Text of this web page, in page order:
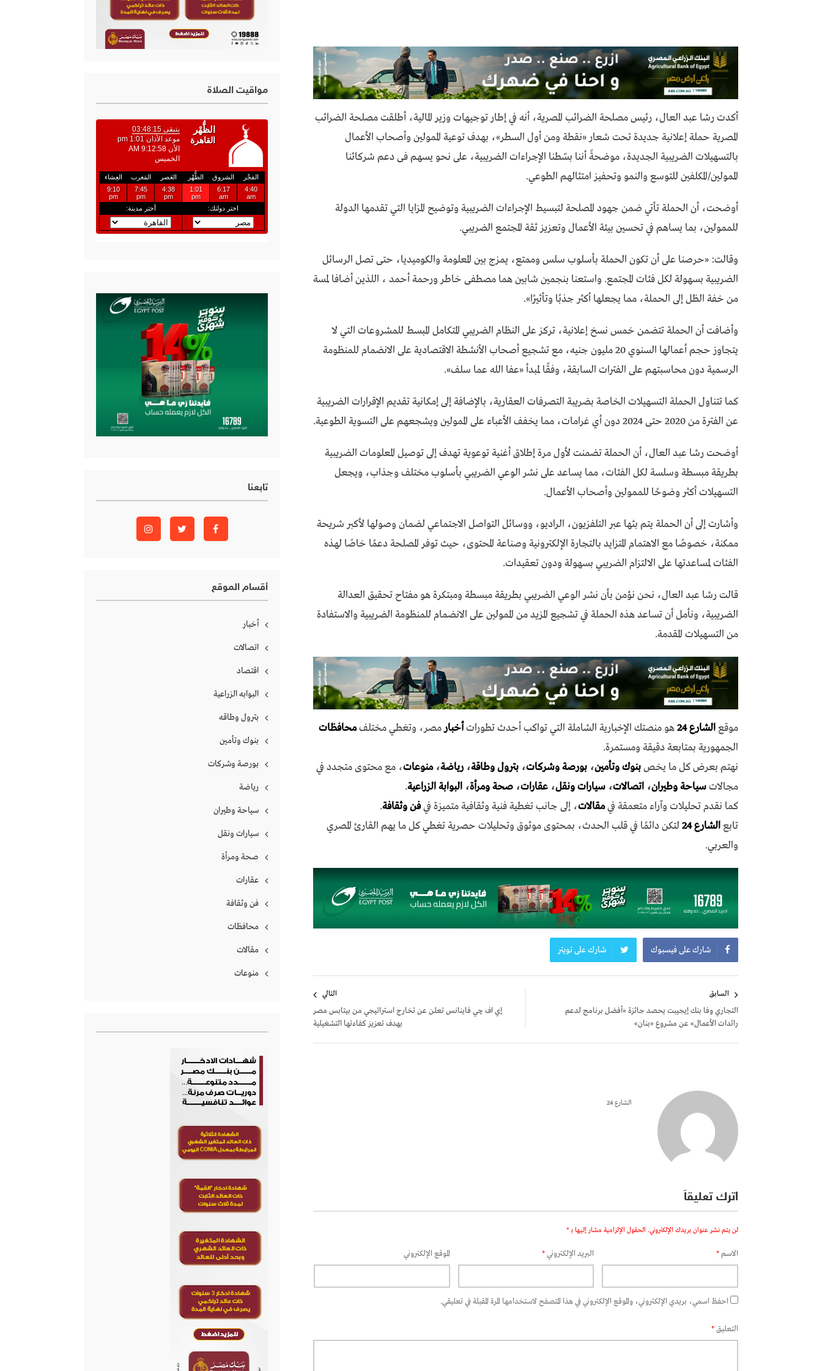
أكدت رشا عبد العال، رئيس مصلحة الضرائب المصرية، أنه في إطار توجيهات وزير المالية، أطلقت مصلحة الضرائب
المصرية حملة إعلانية جديدة تحت شعار «نقطة ومن أول السطر»، بهدف توعية الممولين وأصحاب الأعمال
بالتسهيلات الضريبية الجديدة، موضحةً أننا بسّطنا الإجراءات الضريبية، على نحو يسهم فى دعم شركائنا
الممولين/المكلفين للتوسع والنمو وتحفيز امتثالهم الطوعي.
أوضحت، أن الحملة تأتي ضمن جهود المصلحة لتبسيط الإجراءات الضريبية وتوضيح المزايا التي تقدمها الدولة
للممولين، بما يساهم في تحسين بيئة الأعمال وتعزيز ثقة المجتمع الضريبي.
وقالت: «حرصنا على أن تكون الحملة بأسلوب سلس وممتع، يمزج بين المعلومة والكوميديا، حتى تصل الرسائل
الضريبية بسهولة لكل فئات المجتمع. واستعنا بنجمين شابين هما مصطفى خاطر ورحمة أحمد ، اللذين أضافا لمسة
من خفة الظل إلى الحملة، مما يجعلها أكثر جذبًا وتأثيرًا».
وأضافت أن الحملة تتضمن خمس نسخ إعلانية، تركز على النظام الضريبي المتكامل المبسط للمشروعات التي لا
يتجاوز حجم أعمالها السنوي 20 مليون جنيه، مع تشجيع أصحاب الأنشطة الاقتصادية على الانضمام للمنظومة
الرسمية دون محاسبتهم على الفترات السابقة، وفقًا لمبدأ «عفا الله عما سلف».
كما تتناول الحملة التسهيلات الخاصة بضريبة التصرفات العقارية، بالإضافة إلى إمكانية تقديم الإقرارات الضريبية
عن الفترة من 2020 حتى 2024 دون أي غرامات، مما يخفف الأعباء على الممولين ويشجعهم على التسوية الطوعية.
أوضحت رشا عبد العال، أن الحملة تضمنت لأول مرة إطلاق أغنية توعوية تهدف إلى توصيل المعلومات الضريبية
بطريقة مبسطة وسلسة لكل الفئات، مما يساعد على نشر الوعي الضريبي بأسلوب مختلف وجذاب، ويجعل
التسهيلات أكثر وضوحًا للممولين وأصحاب الأعمال.
وأشارت إلى أن الحملة يتم بثها عبر التلفزيون، الراديو، ووسائل التواصل الاجتماعي لضمان وصولها لأكبر شريحة
ممكنة، خصوصًا مع الاهتمام المتزايد بالتجارة الإلكترونية وصناعة المحتوى، حيث توفر المصلحة دعمًا خاصًا لهذه
الفئات لمساعدتها على الالتزام الضريبي بسهولة ودون تعقيدات.
قالت رشا عبد العال، نحن نؤمن بأن نشر الوعي الضريبي بطريقة مبسطة ومبتكرة هو مفتاح تحقيق العدالة
الضريبية، ونأمل أن تساعد هذه الحملة في تشجيع المزيد من الممولين على الانضمام للمنظومة الضريبية والاستفادة
من التسهيلات المقدمة.
موقعالشارع 24 هو منصتك الإخبارية الشاملة التي تواكب أحدث تطوراتأخبار مصر، وتغطي مختلفمحافظات
الجمهورية بمتابعة دقيقة ومستمرة.
نهتم بعرض كل ما يخصبنوك وتأمين، بورصة وشركات، بترول وطاقة، رياضة،منوعات، مع محتوى متجدد في
مجالاتسياحة وطيران، اتصالات، سيارات ونقل، عقارات، صحة ومرأة، البوابة الزراعية.
كما نقدم تحليلات وآراء متعمقة فيمقالات، إلى جانب تغطية فنية وثقافية متميزة فيفن وثقافة.
تابعالشارع 24
لتكن دائمًا في قلب الحدث، بمحتوى موثوق وتحليلات حصرية تغطي كل ما يهم القارئ المصري
والعربي.
شارك على فيسبوك شارك على تويتر
المقالات
السابق
التجاري وفا بنك إيجيبت يحصد جائزة «أفضل برنامج لدعم
رائدات الأعمال» عن مشروع «بنان»
التالي
إي اف چي فاينانس تعلن عن تخارج استراتيجي من بيتابس مصر
بهدف تعزيز كفاءتها التشغيلية
الشارع 24
اترك تعليقاً
لن يتم نشر عنوان بريدك الإلكتروني. الحقول الإلزامية مشار إليها بـ *
الاسم* البريد الإلكتروني* الموقع الإلكتروني
احفظ اسمي، بريدي الإلكتروني، والموقع الإلكتروني في هذا المتصفح لاستخدامها المرة المقبلة في تعليقي.
التعليق*
مواقيت الصلاة
تابعنا
أقسام الموقع
أخبار
اتصالات
اقتصاد
البوابه الزراعية
بترول وطاقه
بنوك وتأمين
بورصة وشركات
رياضة
سياحة وطيران
سيارات ونقل
صحة ومرأة
عقارات
فن وثقافة
محافظات
مقالات
منوعات